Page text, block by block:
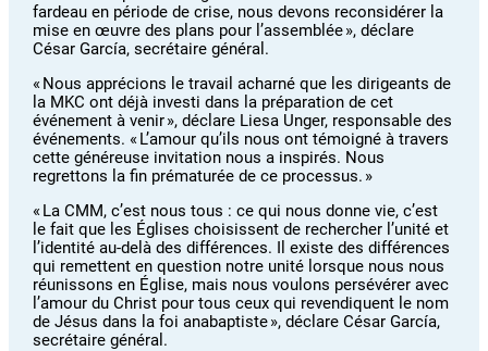
fardeau en période de crise, nous devons reconsidérer la
mise en œuvre des plans pour l’assemblée », déclare
César García, secrétaire général.
« Nous apprécions le travail acharné que les dirigeants de
la MKC ont déjà investi dans la préparation de cet
événement à venir », déclare Liesa Unger, responsable des
événements. « L’amour qu’ils nous ont témoigné à travers
cette généreuse invitation nous a inspirés. Nous
regrettons la fin prématurée de ce processus. »
« La CMM, c’est nous tous : ce qui nous donne vie, c’est
le fait que les Églises choisissent de rechercher l’unité et
l’identité au-delà des différences. Il existe des différences
qui remettent en question notre unité lorsque nous nous
réunissons en Église, mais nous voulons persévérer avec
l’amour du Christ pour tous ceux qui revendiquent le nom
de Jésus dans la foi anabaptiste », déclare César García,
secrétaire général.